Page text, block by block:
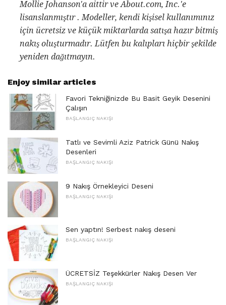
Mollie Johanson'a aittir ve About.com, Inc.'e
lisanslanmıştır . Modeller, kendi kişisel kullanımınız
için ücretsiz ve küçük miktarlarda satışa hazır bitmiş
nakış oluşturmadır. Lütfen bu kalıpları hiçbir şekilde
yeniden dağıtmayın.
Enjoy similar articles
Favori Tekniğinizde Bu Basit Geyik Desenini
Çalışın
BAŞLANGIÇ ​​NAKIŞI
Tatlı ve Sevimli Aziz Patrick Günü Nakış
Desenleri
BAŞLANGIÇ ​​NAKIŞI
9 Nakış Örnekleyici Deseni
BAŞLANGIÇ ​​NAKIŞI
Sen yaptın! Serbest nakış deseni
BAŞLANGIÇ ​​NAKIŞI
ÜCRETSİZ Teşekkürler Nakış Desen Ver
BAŞLANGIÇ ​​NAKIŞI